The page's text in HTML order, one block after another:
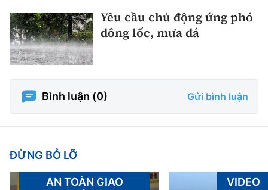
Yêu cầu chủ động ứng phó
dông lốc, mưa đá
Bình luận (0) Gửi bình luận
ĐỪNG BỎ LỠ
AN TOÀN GIAO
VIDEO